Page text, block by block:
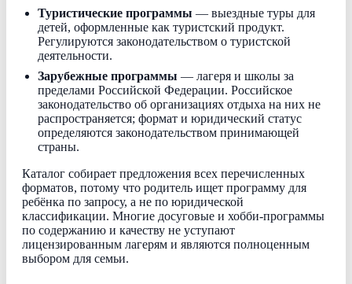
Туристические программы — выездные туры для
детей, оформленные как туристский продукт.
Регулируются законодательством о туристской
деятельности.
Зарубежные программы — лагеря и школы за
пределами Российской Федерации. Российское
законодательство об организациях отдыха на них не
распространяется; формат и юридический статус
определяются законодательством принимающей
страны.
Каталог собирает предложения всех перечисленных
форматов, потому что родитель ищет программу для
ребёнка по запросу, а не по юридической
классификации. Многие досуговые и хобби-программы
по содержанию и качеству не уступают
лицензированным лагерям и являются полноценным
выбором для семьи.